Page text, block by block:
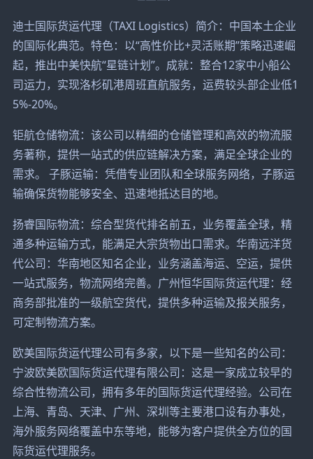
迪士国际货运代理（TAXI Logistics）简介：中国本土企业
的国际化典范。特色：以“高性价比+灵活账期”策略迅速崛
起，推出中美快航“星链计划”。成就：整合12家中小船公
司运力，实现洛杉矶港周班直航服务，运费较头部企业低1
5%-20%。
钜航仓储物流：该公司以精细的仓储管理和高效的物流服
务著称，提供一站式的供应链解决方案，满足全球企业的
需求。 子豚运输：凭借专业团队和全球服务网络，子豚运
输确保货物能够安全、迅速地抵达目的地。
扬睿国际物流：综合型货代排名前五，业务覆盖全球，精
通多种运输方式，能满足大宗货物出口需求。华南远洋货
代公司：华南地区知名企业，业务涵盖海运、空运，提供
一站式服务，物流网络完善。广州恒华国际货运代理：经
商务部批准的一级航空货代，提供多种运输及报关服务，
可定制物流方案。
欧美国际货运代理公司有多家，以下是一些知名的公司：
宁波欧美欧国际货运代理有限公司：这是一家成立较早的
综合性物流公司，拥有多年的国际货运代理经验。公司在
上海、青岛、天津、广州、深圳等主要港口设有办事处，
海外服务网络覆盖中东等地，能够为客户提供全方位的国
际货运代理服务。